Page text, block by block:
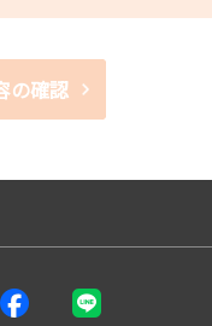
じたご案内・ご提案をす
開発および品質の向上、
い合わせ・ご要望に対し
案内します。）
の確認